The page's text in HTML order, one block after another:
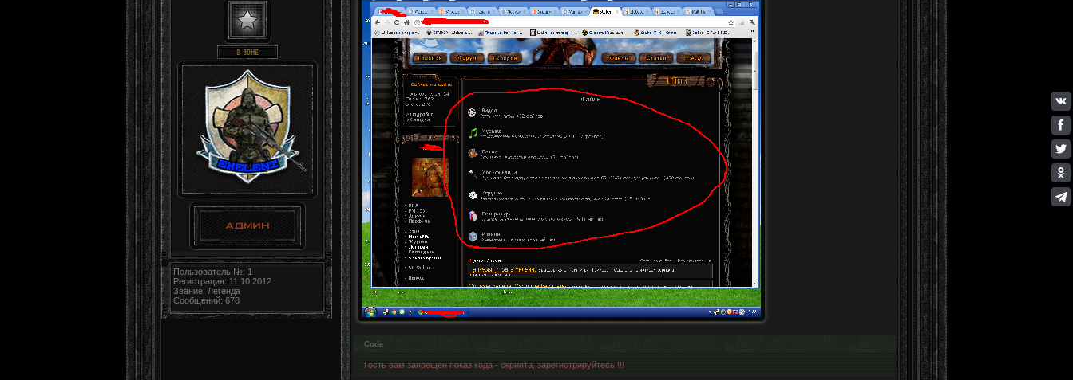
Пользователь №: 1
Регистрация: 11.10.2012
Звание: Легенда
Сообщений: 678
Code
Гость вам запрещен показ кода - скрипта, зарегистрируйтесь !!!